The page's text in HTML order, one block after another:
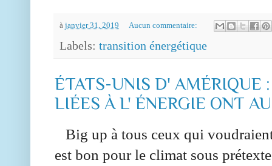
à janvier 31, 2019 Aucun commentaire:
Labels: transition énergétique
ÉTATS-UNIS D' AMÉRIQUE
LIÉES À L' ÉNERGIE ONT
Big up à tous ceux qui
est bon pour le climat sous